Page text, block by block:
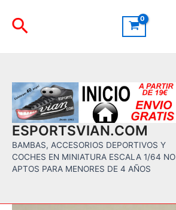
contenido
Buscar
ESPORTSVIAN.COM
BAMBAS, ACCESORIOS DEPORTIVOS Y
COCHES EN MINIATURA ESCALA 1/64 NO
APTOS PARA MENORES DE 4 AÑOS